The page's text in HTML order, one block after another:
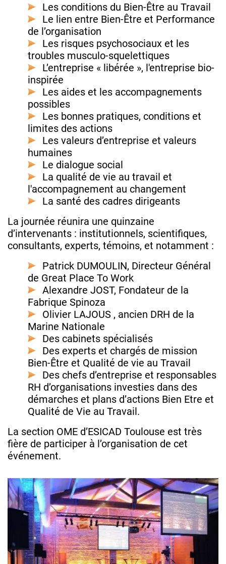
Les conditions du Bien-Être au Travail
Le lien entre Bien-Être et Performance
de l’organisation
Les risques psychosociaux et les
troubles musculo-squelettiques
L’entreprise « libérée », l'entreprise bio-
inspirée
Les aides et les accompagnements
possibles
Les bonnes pratiques, conditions et
limites des actions
Les valeurs d’entreprise et valeurs
humaines
Le dialogue social
La qualité de vie au travail et
l'accompagnement au changement
La santé des cadres dirigeants
La journée réunira une quinzaine
d’intervenants : institutionnels, scientifiques,
consultants, experts, témoins, et notamment :
Patrick DUMOULIN, Directeur Général
de Great Place To Work
Alexandre JOST, Fondateur de la
Fabrique Spinoza
Olivier LAJOUS , ancien DRH de la
Marine Nationale
Des cabinets spécialisés
Des experts et chargés de mission
Bien-Être et Qualité de vie au Travail
Des chefs d’entreprise et responsables
RH d’organisations investies dans des
démarches et plans d’actions Bien Etre et
Qualité de Vie au Travail.
La section OME d’ESICAD Toulouse est très
fière de participer à l’organisation de cet
événement.